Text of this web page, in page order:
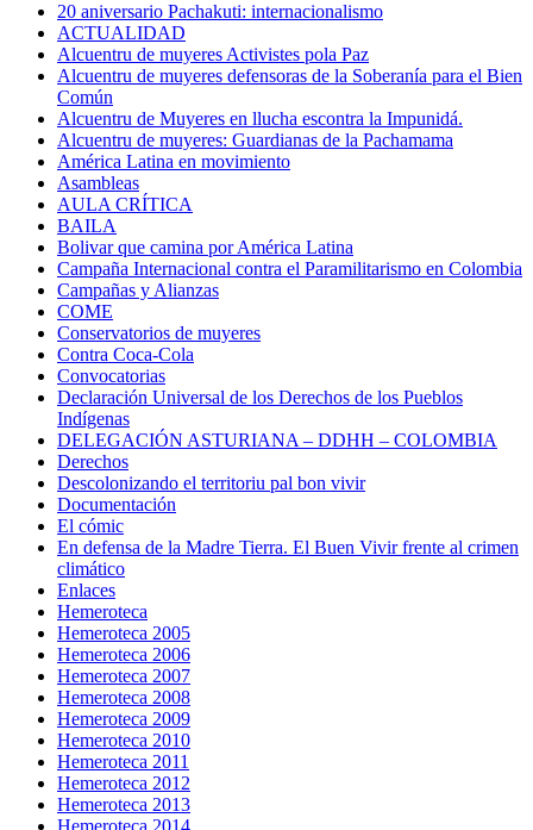
20 aniversario Pachakuti: internacionalismo
ACTUALIDAD
Alcuentru de muyeres Activistes pola Paz
Alcuentru de muyeres defensoras de la Soberanía para el Bien
Común
Alcuentru de Muyeres en llucha escontra la Impunidá.
Alcuentru de muyeres: Guardianas de la Pachamama
América Latina en movimiento
Asambleas
AULA CRÍTICA
BAILA
Bolivar que camina por América Latina
Campaña Internacional contra el Paramilitarismo en Colombia
Campañas y Alianzas
COME
Conservatorios de muyeres
Contra Coca-Cola
Convocatorias
Declaración Universal de los Derechos de los Pueblos
Indígenas
DELEGACIÓN ASTURIANA – DDHH – COLOMBIA
Derechos
Descolonizando el territoriu pal bon vivir
Documentación
El cómic
En defensa de la Madre Tierra. El Buen Vivir frente al crimen
climático
Enlaces
Hemeroteca
Hemeroteca 2005
Hemeroteca 2006
Hemeroteca 2007
Hemeroteca 2008
Hemeroteca 2009
Hemeroteca 2010
Hemeroteca 2011
Hemeroteca 2012
Hemeroteca 2013
Hemeroteca 2014